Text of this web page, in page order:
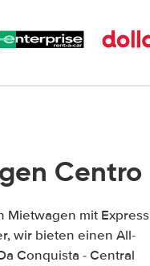
Centro
Mietwagen mit Express
wir bieten einen All-
Conquista - Central